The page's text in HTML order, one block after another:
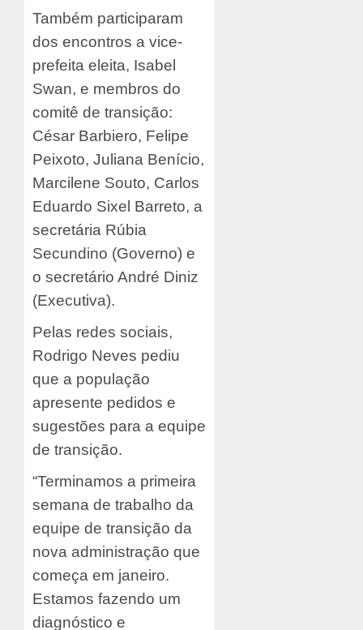
Também participaram
dos encontros a vice-
prefeita eleita, Isabel
Swan, e membros do
comitê de transição:
César Barbiero, Felipe
Peixoto, Juliana Benício,
Marcilene Souto, Carlos
Eduardo Sixel Barreto, a
secretária Rúbia
Secundino (Governo) e
o secretário André Diniz
(Executiva).
Pelas redes sociais,
Rodrigo Neves pediu
que a população
apresente pedidos e
sugestões para a equipe
de transição.
“Terminamos a primeira
semana de trabalho da
equipe de transição da
nova administração que
começa em janeiro.
Estamos fazendo um
diagnóstico e